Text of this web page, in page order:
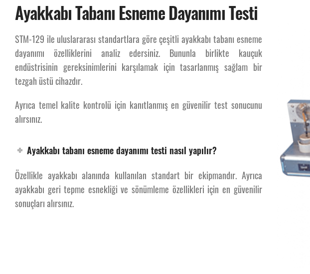
Ayakkabı
Ayakkabı Tabanı Esneme Dayanımı Testi
STM-129 ile uluslararası standartlara göre çeşitli ayakkabı tabanı esneme
dayanımı özelliklerini analiz edersiniz. Bununla birlikte kauçuk
endüstrisinin gereksinimlerini karşılamak için tasarlanmış sağlam bir
tezgah üstü cihazdır.
Ayrıca temel kalite kontrolü için kanıtlanmış en güvenilir test sonucunu
alırsınız.
Ayakkabı tabanı esneme dayanımı testi nasıl yapılır?
Özellikle ayakkabı alanında kullanılan standart bir ekipmandır. Ayrıca
ayakkabı geri tepme esnekliği ve sönümleme özellikleri için en güvenilir
sonuçları alırsınız.